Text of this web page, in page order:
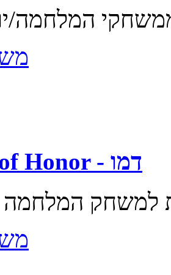
Medal of Honor - דמו